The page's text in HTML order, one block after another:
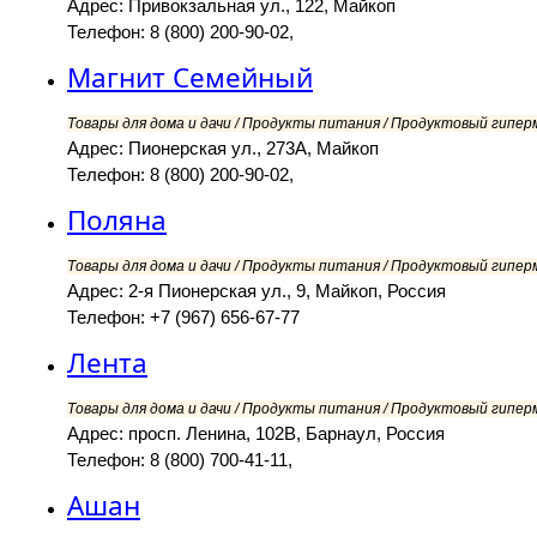
Адрес: Привокзальная ул., 122, Майкоп
Телефон: 8 (800) 200-90-02,
Магнит Семейный
Товары для дома и дачи / Продукты питания / Продуктовый
Адрес: Пионерская ул., 273А, Майкоп
Телефон: 8 (800) 200-90-02,
Поляна
Товары для дома и дачи / Продукты питания / Продуктовый
Адрес: 2-я Пионерская ул., 9, Майкоп, Россия
Телефон: +7 (967) 656-67-77
Лента
Товары для дома и дачи / Продукты питания / Продуктовый
Адрес: просп. Ленина, 102В, Барнаул, Россия
Телефон: 8 (800) 700-41-11,
Ашан